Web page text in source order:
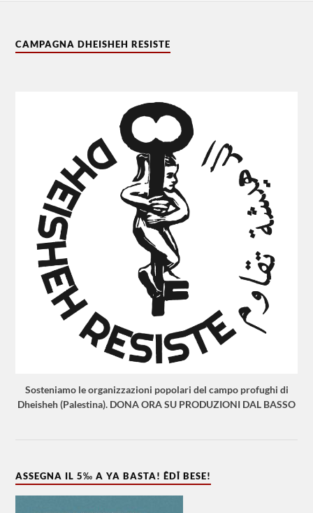
CAMPAGNA DHEISHEH RESISTE
Sosteniamo le organizzazioni popolari del campo profughi di
Dheisheh (Palestina). DONA ORA SU PRODUZIONI DAL BASSO
ASSEGNA IL 5‰ A YA BASTA! ÊDÎ BESE!